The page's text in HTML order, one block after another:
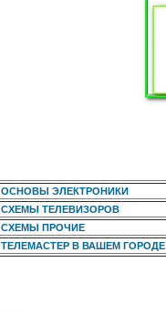
ОСНОВЫ ЭЛЕКТРОНИКИ
СХЕМЫ ТЕЛЕВИЗОРОВ
СХЕМЫ ПРОЧИЕ
ТЕЛЕМАСТЕР В ВАШЕМ ГОРОДЕ